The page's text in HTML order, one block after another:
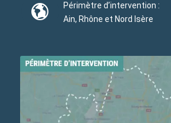
Périmètre d’intervention :
Ain, Rhône et Nord Isère